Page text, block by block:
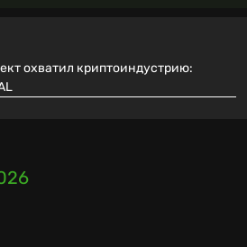
охватил криптоиндустрию: